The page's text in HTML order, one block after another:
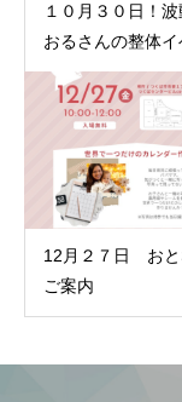
１０月３０日！
おるさんの整体イ
12月２７日 おと
ご案内